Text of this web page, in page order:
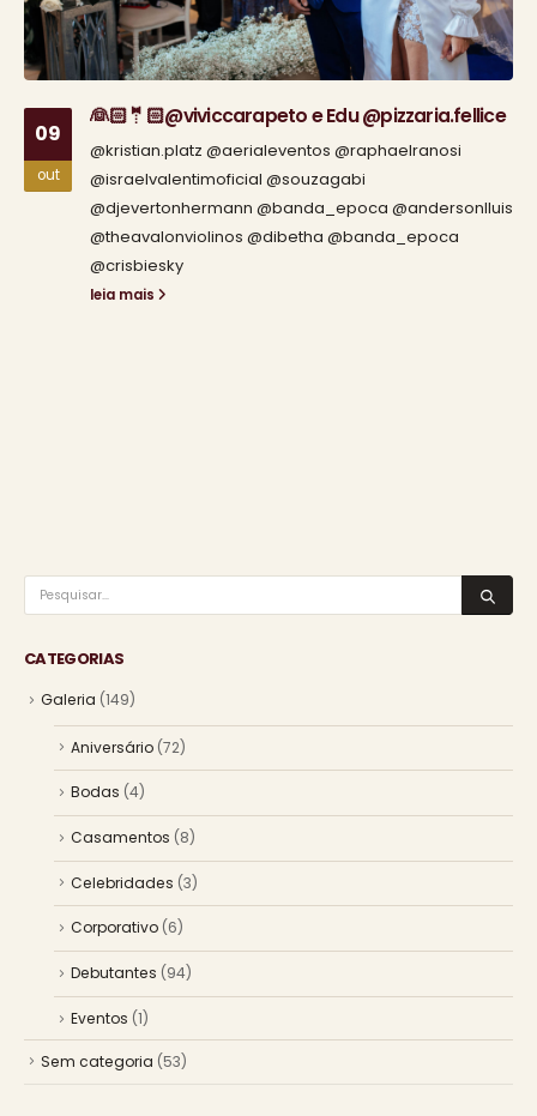
09
out
👰🏻🤵🏻@viviccarapeto e Edu @pizzaria.fellice
@kristian.platz @aerialeventos @raphaelranosi
@israelvalentimoficial @souzagabi
@djevertonhermann @banda_epoca @andersonlluis
@theavalonviolinos @dibetha @banda_epoca
@crisbiesky
leia mais
CATEGORIAS
Galeria (149)
Aniversário (72)
Bodas (4)
Casamentos (8)
Celebridades (3)
Corporativo (6)
Debutantes (94)
Eventos (1)
Sem categoria (53)